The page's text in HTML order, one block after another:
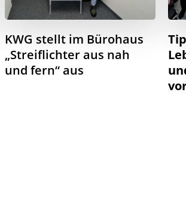
KWG stellt im Bürohaus
„Streiflichter aus nah
und fern“ aus